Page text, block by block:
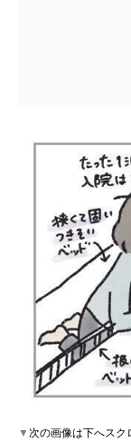
▼次の画像は下へスク